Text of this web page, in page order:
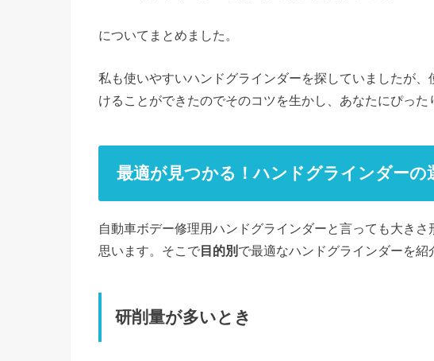
についてまとめました。
私も使いやすいハンドグラインダーを探していましたが
けることができたのでそのコツを生かし、あなたにぴった
最適が見つかる！ハンドグラインダーの
自動車ボデー修理用ハンドグラインダーと言っても大き
思います。そこで目的別 で最適なハンドグラインダーを紹
研削量が多いとき